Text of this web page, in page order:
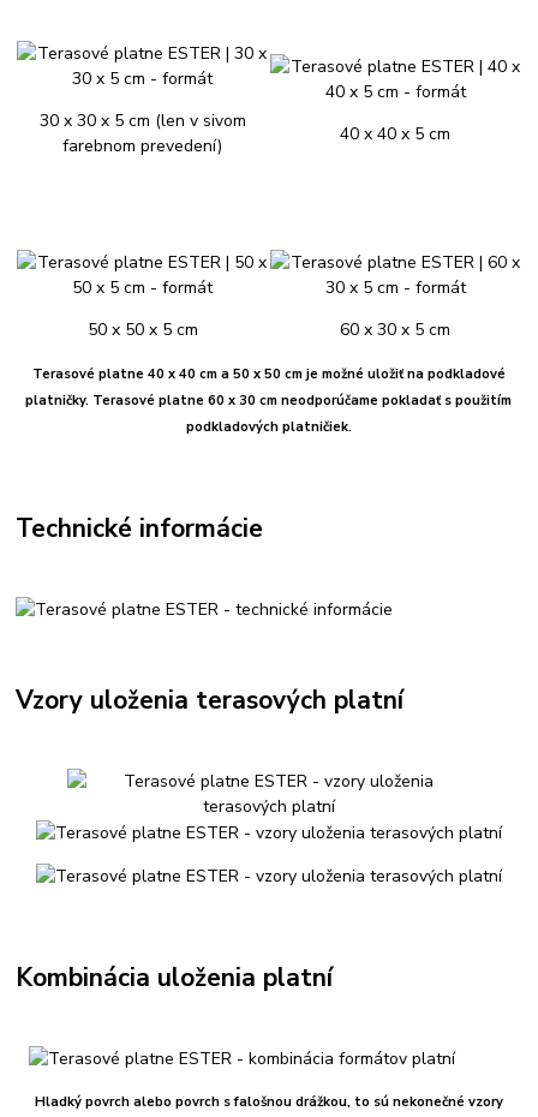
30 x 30 x 5 cm (len v sivom
farebnom prevedení)
40 x 40 x 5 cm
50 x 50 x 5 cm 60 x 30 x 5 cm
Terasové platne 40 x 40 cm a 50 x 50 cm je možné uložiť na podkladové
platničky. Terasové platne 60 x 30 cm neodporúčame pokladať s použitím
podkladových platničiek.
Technické informácie
Vzory uloženia terasových platní
Kombinácia uloženia platní
Hladký povrch alebo povrch s falošnou drážkou, to sú nekonečné vzory